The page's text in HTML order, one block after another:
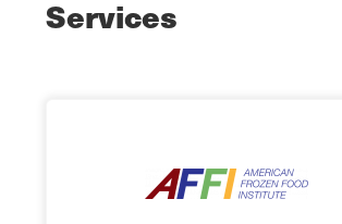
Services